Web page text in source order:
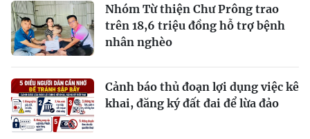
Nhóm Từ thiện Chư Prông trao
trên 18,6 triệu đồng hỗ trợ bệnh
nhân nghèo
Cảnh báo thủ đoạn lợi dụng việc kê
khai, đăng ký đất đai để lừa đảo